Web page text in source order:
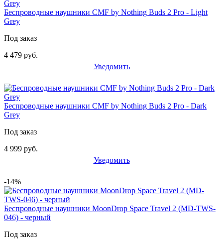
Беспроводные наушники CMF by Nothing Buds 2 Pro - Light
Grey
Под заказ
4 479 руб.
Уведомить
Беспроводные наушники CMF by Nothing Buds 2 Pro - Dark
Grey
Под заказ
4 999 руб.
Уведомить
-14%
Беспроводные наушники MoonDrop Space Travel 2 (MD-TWS-
046) - черный
Под заказ